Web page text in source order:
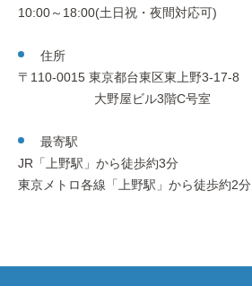
10:00～18:00(土日祝・夜間対応可)
住所
〒110-0015 東京都台東区東上野3-17-8
大野屋ビル3階C号室
最寄駅
JR「上野駅」から徒歩約3分
東京メトロ各線「上野駅」から徒歩約2分